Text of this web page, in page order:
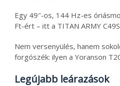
Egy 49″-os, 144 Hz-es
Ft-ért – itt a TITAN ARMY
Nem versenyülés, hanem
forgószék: ilyen a Yoranson
Legújabb leárazások